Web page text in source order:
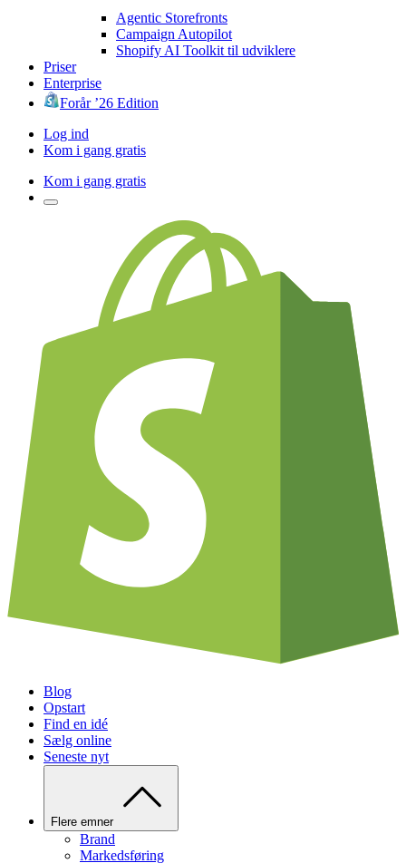
Agentic Storefronts
Campaign Autopilot
Shopify AI Toolkit til udviklere
Priser
Enterprise
Forår ’26 Edition
Log ind
Kom i gang gratis
Kom i gang gratis
Blog
Opstart
Find en idé
Sælg online
Seneste nyt
Flere emner
Brand
Markedsføring